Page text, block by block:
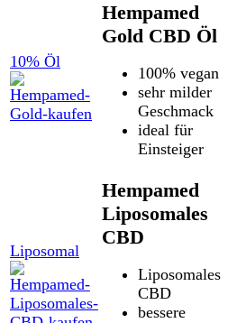
10% Öl
Hempamed
Gold CBD Öl
100% vegan
sehr milder
Geschmack
ideal für
Einsteiger
Liposomal
Hempamed
Liposomales
CBD
Liposomales
CBD
bessere